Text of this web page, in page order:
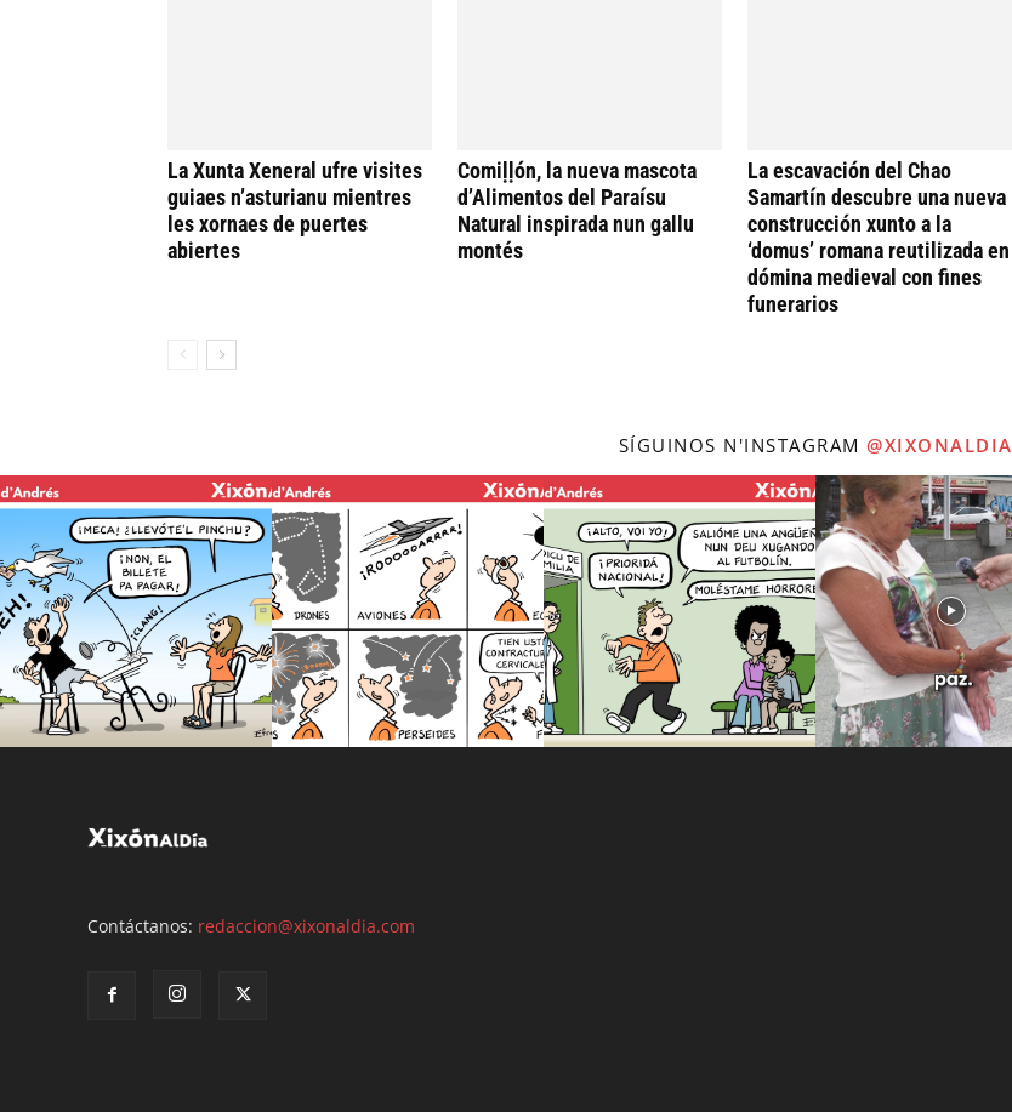
La Xunta Xeneral ufre visites
guiaes n’asturianu mientres
les xornaes de puertes
abiertes
Comiḷḷón, la nueva mascota
d’Alimentos del Paraísu
Natural inspirada nun gallu
montés
La escavación del Chao
Samartín descubre una nueva
construcción xunto a la
‘domus’ romana reutilizada en
dómina medieval con fines
funerarios
SÍGUINOS N'INSTAGRAM @XIXONALDIA
Contáctanos: redaccion@xixonaldia.com